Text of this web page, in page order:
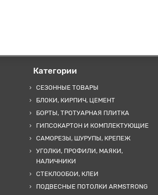
Категории
СЕЗОННЫЕ ТОВАРЫ
БЛОКИ, КИРПИЧ, ЦЕМЕНТ
БОРТЫ, ТРОТУАРНАЯ ПЛИТКА
ГИПСОКАРТОН И КОМПЛЕКТУЮЩИЕ
САМОРЕЗЫ, ШУРУПЫ, КРЕПЕЖ
УГОЛКИ, ПРОФИЛИ, МАЯКИ,
НАЛИЧНИКИ
СТЕКЛООБОИ, КЛЕИ
ПОДВЕСНЫЕ ПОТОЛКИ ARMSTRONG